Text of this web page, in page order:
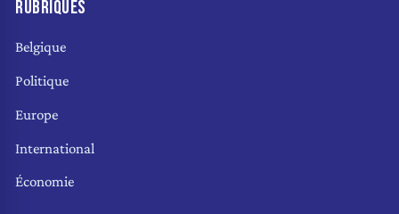
RUBRIQUES
Belgique
Politique
Europe
International
Économie